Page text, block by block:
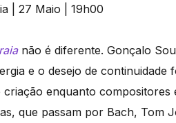
não é diferente. Gonçalo
e o desejo de continuidade
enquanto compositores
que passam por Bach, Tom